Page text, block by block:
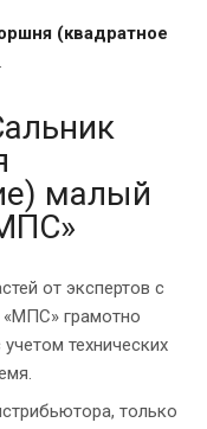
(квадратное
малый
от экспертов с
грамотно
технических
только